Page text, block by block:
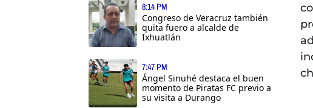
8:14 PM
Congreso de Veracruz también
quita fuero a alcalde de
Ixhuatlán
7:47 PM
Ángel Sinuhé destaca el buen
momento de Piratas FC previo a
su visita a Durango